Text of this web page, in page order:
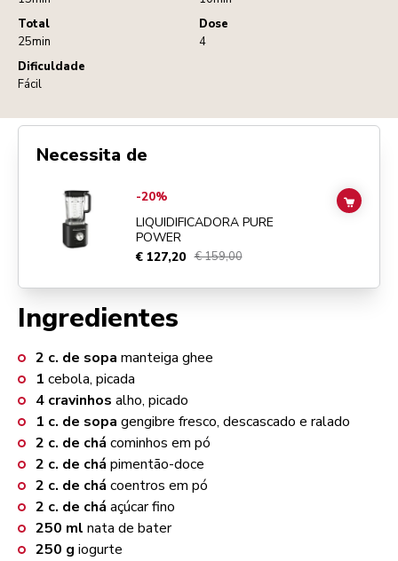
Total
25min
Dose
4
Dificuldade
Fácil
Ingredientes
2 c. de sopa manteiga ghee
1 cebola, picada
4 cravinhos alho, picado
1 c. de sopa gengibre fresco, descascado e ralado
2 c. de chá cominhos em pó
2 c. de chá pimentão-doce
2 c. de chá coentros em pó
2 c. de chá açúcar fino
250 ml nata de bater
250 g iogurte
Necessita de
Go toLiquidificadora Pure Power
-20%
LIQUIDIFICADORA PURE
POWER
€ 127,20 € 159,00
ADD